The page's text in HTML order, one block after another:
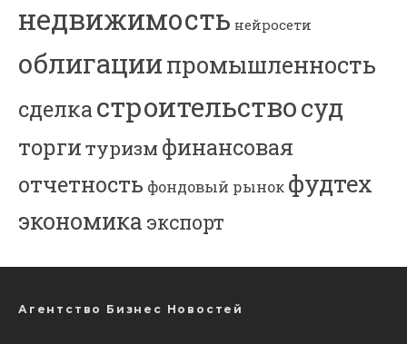
недвижимость нейросети
облигациипромышленность
сделкастроительствосуд
торгитуризм финансовая
отчетность фондовый рынок фудтех
экономика экспорт
Агентство Бизнес Новостей